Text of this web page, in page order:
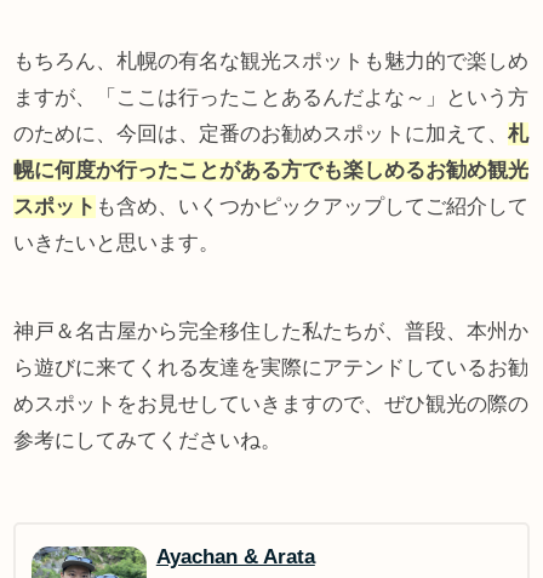
もちろん、札幌の有名な観光スポットも魅力的で楽しめ
ますが、「ここは行ったことあるんだよな～」という方
のために、今回は、定番のお勧めスポットに加えて、札
幌に何度か行ったことがある方でも楽しめるお勧め観光
スポット も含め、いくつかピックアップしてご紹介して
いきたいと思います。
神戸＆名古屋から完全移住した私たちが、普段、本州か
ら遊びに来てくれる友達を実際にアテンドしているお勧
めスポットをお見せしていきますので、ぜひ観光の際の
参考にしてみてくださいね。
Ayachan & Arata